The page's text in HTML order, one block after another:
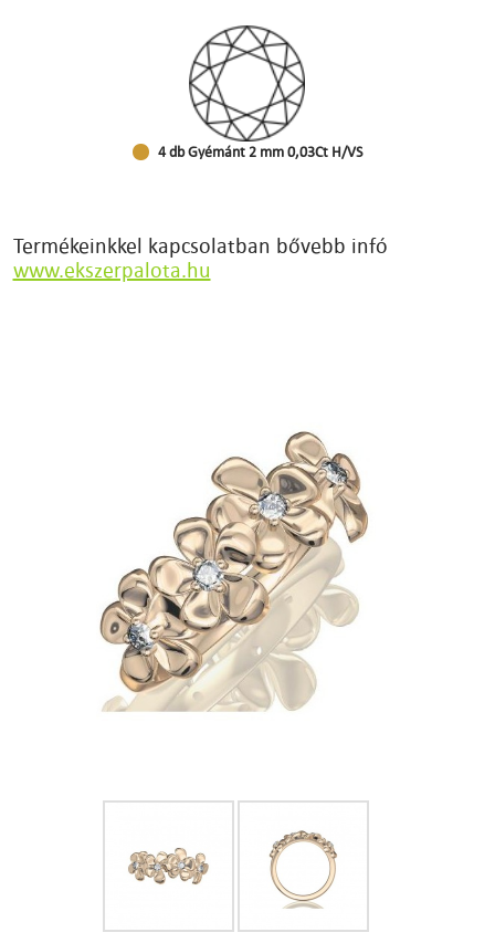
4 db Gyémánt 2 mm 0,03Ct H/VS
Termékeinkkel kapcsolatban bővebb infó
www.ekszerpalota.hu